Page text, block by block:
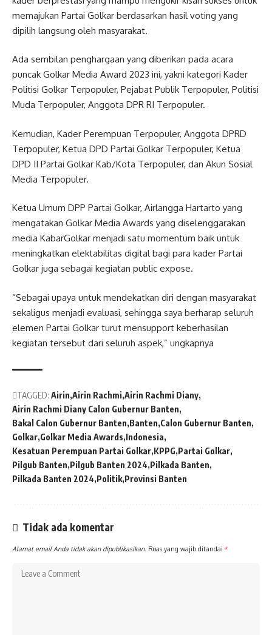
memajukan Partai Golkar berdasarkan hasil voting yang
dipilih langsung oleh masyarakat.
Ada sembilan penghargaan yang diberikan pada acara
puncak Golkar Media Award 2023 ini, yakni kategori Kader
Politisi Golkar Terpopuler, Pejabat Publik Terpopuler, Politisi
Muda Terpopuler, Anggota DPR RI Terpopuler.
Kemudian, Kader Perempuan Terpopuler, Anggota DPRD
Terpopuler, Ketua DPD Partai Golkar Terpopuler, Ketua
DPD II Partai Golkar Kab/Kota Terpopuler, dan Akun Sosial
Media Terpopuler.
Ketua Umum DPP Partai Golkar, Airlangga Hartarto yang
mengatakan Golkar Media Awards yang diselenggarakan
media KabarGolkar menjadi satu momentum baik untuk
meningkatkan elektabilitas digital bagi para kader Partai
Golkar juga sebagai kegiatan public expose.
“Sebagai upaya untuk mendekatkan diri dengan masyarakat
sekaligus menjadi evaluasi, sehingga saya berharap seluruh
elemen Partai Golkar turut mensupport keberhasilan
kegiatan tersebut dari seluruh aspek,” ungkapnya
TAGGED: Airin Airin Rachmi Airin Rachmi Diany
Airin Rachmi Diany Calon Gubernur Banten
Bakal Calon Gubernur Banten Banten Calon Gubernur Banten
Golkar Golkar Media Awards Indonesia
Kesatuan Perempuan Partai Golkar KPPG Partai Golkar
Pilgub Banten Pilgub Banten 2024 Pilkada Banten
Pilkada Banten 2024 Politik Provinsi Banten
Tidak ada komentar
Alamat email Anda tidak akan dipublikasikan. Ruas yang wajib ditandai *